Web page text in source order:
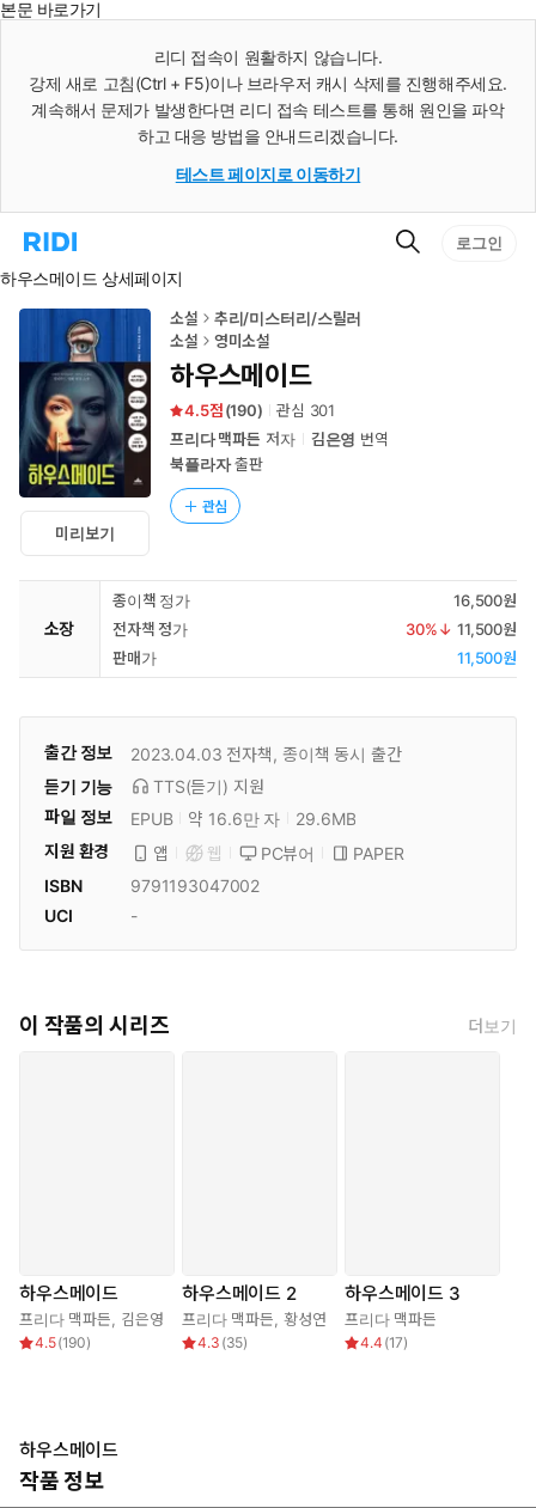
본문 바로가기
리디 접속이 원활하지 않습니다.
강제 새로 고침(Ctrl + F5)이나 브라우저 캐시 삭제를 진행해주세요.
계속해서 문제가 발생한다면 리디 접속 테스트를 통해 원인을 파악
하고 대응 방법을 안내드리겠습니다.
테스트 페이지로 이동하기
리
홈
로
검
로그인
하우스메이드 상세페이지
미리보기
소설
추리/미스터리/스릴러
소설
영미소설
하우스메이드
4.5 (190) 관심 301
프리다 맥파든 저자 김은영 번역
북플라자출판
관심
소장
종이책 정가
16,500원
전자책 정가
30%↓ 11,500원
판매가
11,500원
출간 정보 2023.04.03 전자책, 종이책 동시 출간
듣기 기능
TTS(듣기) 지원
파일 정보
EPUB 약 16.6만 자
29.6MB
지원 환경
앱 웹 PC뷰어
PAPER
ISBN
9791193047002
UCI
-
이 작품의 시리즈 더보기
하우스메이드
프리다 맥파든 김은영
4.5(190)
하우스메이드 2
프리다 맥파든 황성연
4.3 (35)
하우스메이드 3
프리다 맥파든
4.4 (17)
하우스메이드
작품 정보